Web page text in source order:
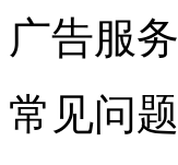
广告服务
常见问题